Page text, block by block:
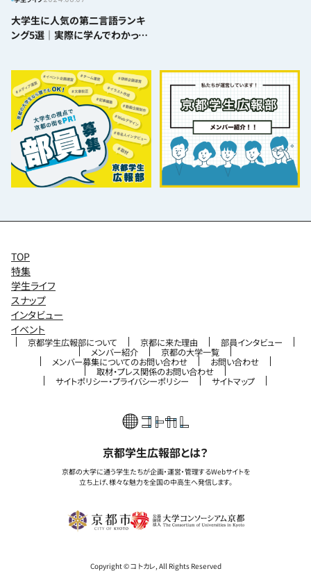
大学生に人気の第二言語ランキ
ング5選｜実際に学んでわかった
京都学生広報部とは？
京都の大学に通う学生たちが企画・運営・管理するWebサイトを
立ち上げ、様々な魅力を全国の中高生へ発信します。
TOP
特集
学生ライフ
スナップ
インタビュー
イベント
京都学生広報部について 京都に来た理由 部員インタビュー
メンバー紹介 京都の大学一覧
メンバー募集についてのお問い合わせ お問い合わせ
取材・プレス関係のお問い合わせ
サイトポリシー・プライバシーポリシー サイトマップ
Copyright © コトカレ, All Rights Reserved